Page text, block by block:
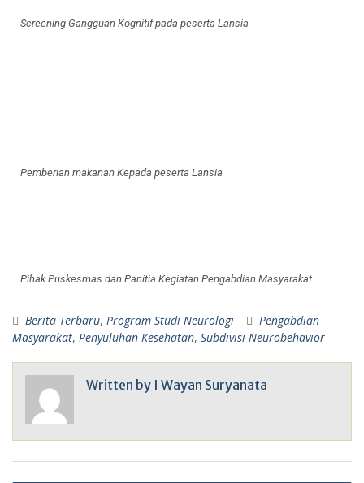
Screening Gangguan Kognitif pada peserta Lansia
Pemberian makanan Kepada peserta Lansia
Pihak Puskesmas dan Panitia Kegiatan Pengabdian Masyarakat
Berita Terbaru, Program Studi Neurologi
Pengabdian
Masyarakat, Penyuluhan Kesehatan, Subdivisi Neurobehavior
Written by I Wayan Suryanata